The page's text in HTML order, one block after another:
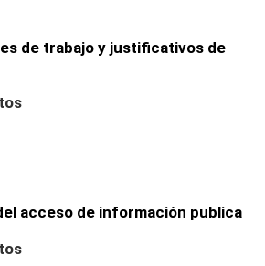
de trabajo y justificativos de
acceso de información publica